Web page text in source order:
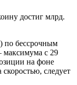
по бессрочным
максимума с 29
на фоне
следует